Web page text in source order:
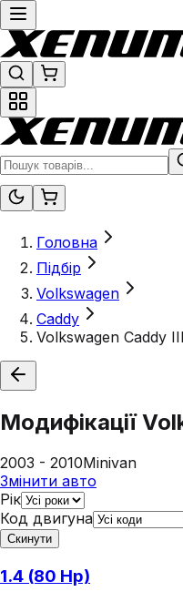
Головна
Підбір
Volkswagen
Caddy
Volkswagen Caddy III
Модифікації
2003 - 2010Minivan
Змінити авто
Рік
Код двигуна
Скинути
1.4 (80 Hp)